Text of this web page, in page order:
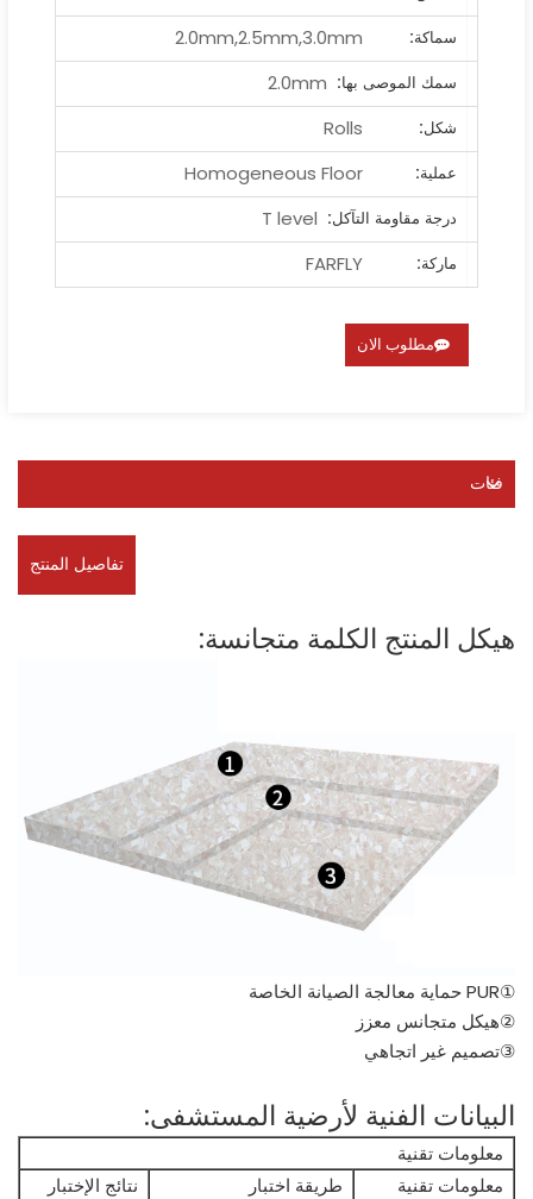
سماكة:
2.0mm,2.5mm,3.0mm
سمك الموصى بها: 2.0mm
شكل:
Rolls
عملية:
Homogeneous Floor
درجة مقاومة التآكل: T level
ماركة:
FARFLY
مطلوب الان
فئات
تفاصيل المنتج
هيكل المنتج الكلمة متجانسة:
①PUR حماية معالجة الصيانة الخاصة
②هيكل متجانس معزز
③تصميم غير اتجاهي
البيانات الفنية لأرضية المستشفى:
معلومات تقنية
معلومات تقنية
طريقة اختبار
نتائج الإختبار